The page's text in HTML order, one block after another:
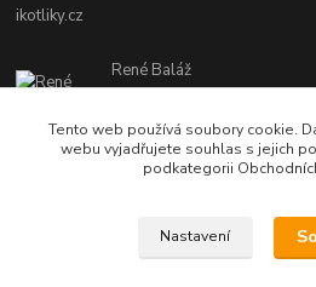
ikotliky.cz
René Baláž
Eshop: +421 902
od 8:00 - do 16:00 hod
info@ikotliky.cz
Tento web používá soubory cookie.
webu vyjadřujete souhlas s jejich
podkategorii
Nastavení